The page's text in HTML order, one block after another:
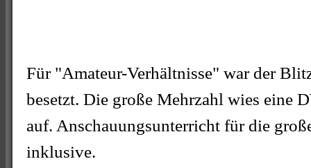
Für "Amateur-Verhältnisse" war der
besetzt. Die große Mehrzahl wies eine
auf. Anschauungsunterricht für die
inklusive.